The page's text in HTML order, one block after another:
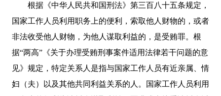
根据《中华人民共和国刑法》第三百八十五条规定，
国家工作人员利用职务上的便利，索取他人财物的，或者
非法收受他人财物，为他人谋取利益的，是受贿罪。根
据“两高”《关于办理受贿刑事案件适用法律若干问题的意
见》规定，特定关系人是指与国家工作人员有近亲属、情
妇（夫）以及其他共同利益关系的人。国家工作人员利用